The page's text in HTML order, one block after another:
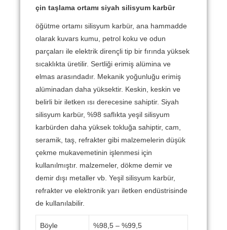
çin taşlama ortamı siyah silisyum karbür
öğütme ortamı silisyum karbür, ana hammadde
olarak kuvars kumu, petrol koku ve odun
parçaları ile elektrik dirençli tip bir fırında yüksek
sıcaklıkta üretilir. Sertliği erimiş alümina ve
elmas arasındadır. Mekanik yoğunluğu erimiş
alüminadan daha yüksektir. Keskin, keskin ve
belirli bir iletken ısı derecesine sahiptir. Siyah
silisyum karbür, %98 saflıkta yeşil silisyum
karbürden daha yüksek tokluğa sahiptir, cam,
seramik, taş, refrakter gibi malzemelerin düşük
çekme mukavemetinin işlenmesi için
kullanılmıştır. malzemeler, dökme demir ve
demir dışı metaller vb. Yeşil silisyum karbür,
refrakter ve elektronik yarı iletken endüstrisinde
de kullanılabilir.
Böyle %98,5 – %99,5